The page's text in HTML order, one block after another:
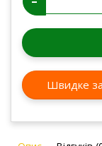
Швидке